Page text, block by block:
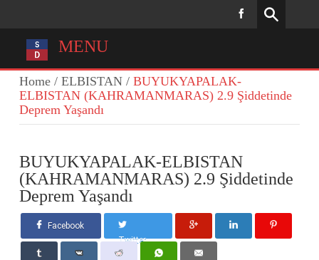
MENU
Home /ELBISTAN /BUYUKYAPALAK-
ELBISTAN (KAHRAMANMARAS) 2.9 Şiddetinde
Deprem Yaşandı
BUYUKYAPALAK-ELBISTAN
(KAHRAMANMARAS) 2.9 Şiddetinde
Deprem Yaşandı
Facebook
Twitter